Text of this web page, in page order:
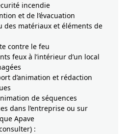
incendie
et de l’évacuation
des matériaux et éléments de
contre le feu
feux à l’intérieur d’un local
d’animation et rédaction
de séquences
dans l’entreprise ou sur
Apave
: